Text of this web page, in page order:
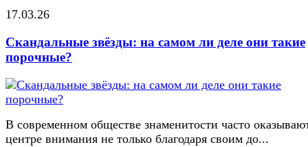
17.03.26
Скандальные звёзды: на самом ли деле они такие
порочные?
В современном обществе знаменитости часто
центре внимания не только благодаря своим до...